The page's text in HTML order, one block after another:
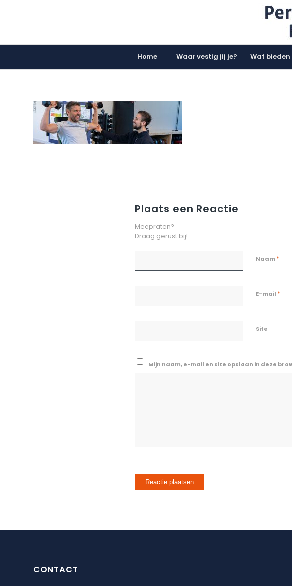
Home Waar vestig jij je? Wat bieden
Plaats een Reactie
Meepraten?
Draag gerust bij!
Naam *
E-mail *
Site
Mijn naam, e-mail en site opslaan in deze
CONTACT